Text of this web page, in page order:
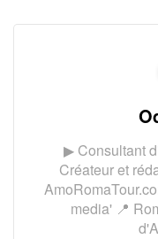
▶ Consultant
Créateur et
media' 📍